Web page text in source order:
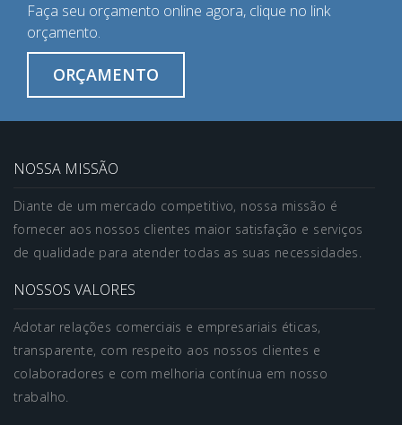
Faça seu orçamento online agora, clique no link
orçamento.
ORÇAMENTO
NOSSA MISSÃO
Diante de um mercado competitivo, nossa missão é
fornecer aos nossos clientes maior satisfação e serviços
de qualidade para atender todas as suas necessidades.
NOSSOS VALORES
Adotar relações comerciais e empresariais éticas,
transparente, com respeito aos nossos clientes e
colaboradores e com melhoria contínua em nosso
trabalho.